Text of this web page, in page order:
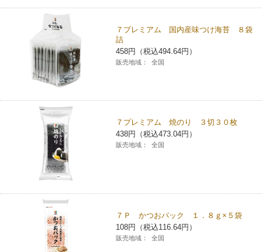
保険
宅配ロッカー（店舗限定）
自転車シェアリング（店舗限定）
モバイルバッテリーシェアリング（店舗限定）
モバイルWi-Fiバッテリーシェアリング（店舗限定）
荷物預かりサービス「ecbocloakエクボクローク」（店舗限定）
パウダースペース ラブン（店舗限定）
ソフトバンクギフト
セブン‐イレブンの「商品力」
セブン-イレブンの横顔
セブン-イレブンの歴史
７プレミアム 国内産味つけ海苔 ８袋
詰
458円（税込494.64円）
販売地域： 全国
７プレミアム 焼のり ３切３０枚
438円（税込473.04円）
販売地域： 全国
７Ｐ かつおパック １．８ｇ×５袋
108円（税込116.64円）
販売地域： 全国